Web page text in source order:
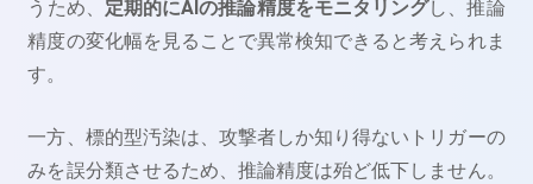
うため、 定期的にAIの推論精度をモニタリングし、推論
精度の変化幅を見ることで異常検知できると考えられま
す。
一方、標的型汚染は、攻撃者しか知り得ないトリガーの
みを誤分類させるため、推論精度は殆ど低下しません。